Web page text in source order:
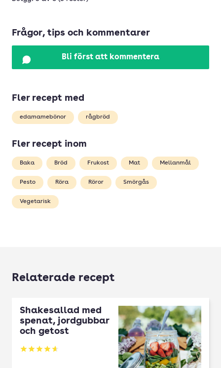
Frågor, tips och kommentarer
Bli först att kommentera
Fler recept med
edamamebönor rågbröd
Fler recept inom
Baka Bröd Frukost Mat Mellanmål
Pesto Röra Röror Smörgås
Vegetarisk
Relaterade recept
Shakesallad med
spenat, jordgubbar
och getost
Betyg: 4.63 av 5